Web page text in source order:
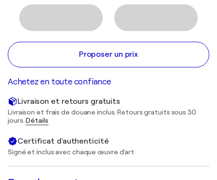
Proposer un prix
Achetez en toute confiance
Livraison et retours gratuits
Livraison et frais de douane inclus. Retours gratuits sous 30
jours.Détails
Certificat d'authenticité
Signé et inclus avec chaque œuvre d'art